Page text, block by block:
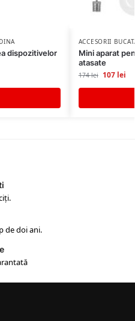
dispozitivelor
ACCESORII
Mini aparat
atasate
174lei 107 lei
de doi ani.